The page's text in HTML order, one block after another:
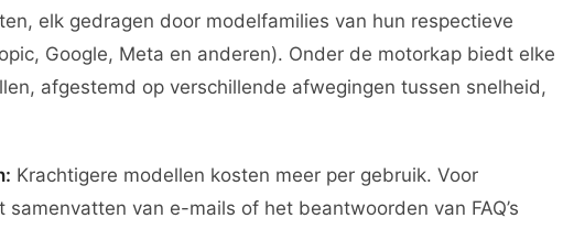
elk gedragen door modelfamilies van hun respectieve
Google, Meta en anderen). Onder de motorkap biedt elke
afgestemd op verschillende afwegingen tussen snelheid,
Krachtigere modellen kosten meer per gebruik. Voor
van e-mails of het beantwoorden van FAQ’s